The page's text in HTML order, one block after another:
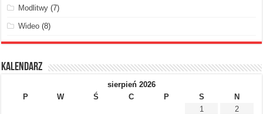
Modlitwy (7)
Wideo (8)
Kalendarz
sierpień 2026
P
W Ś C P S
N
1
2